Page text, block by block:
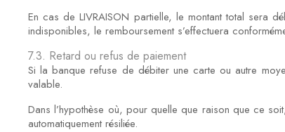
En cas de LIVRAISON partielle, le montant total sera
indisponibles, le remboursement s’effectuera
7.3. Retard ou refus de paiement
Si la banque refuse de débiter une carte ou autre
valable.
Dans l’hypothèse où, pour quelle que raison que ce
automatiquement résiliée.